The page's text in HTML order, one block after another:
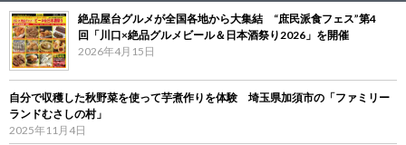
絶品屋台グルメが全国各地から大集結 “庶民派食フェス”第4
回「川口×絶品グルメビール＆日本酒祭り2026」を開催
2026年4月15日
自分で収穫した秋野菜を使って芋煮作りを体験 埼玉県加須市の「ファミリー
ランドむさしの村」
2025年11月4日